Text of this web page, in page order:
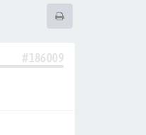
#186009